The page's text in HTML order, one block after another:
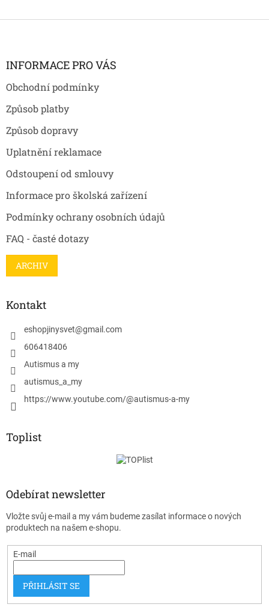
INFORMACE PRO VÁS
Obchodní podmínky
Způsob platby
Způsob dopravy
Uplatnění reklamace
Odstoupení od smlouvy
Informace pro školská zařízení
Podmínky ochrany osobních údajů
FAQ - časté dotazy
ARCHIV
Kontakt
eshopjinysvet@gmail.com
606418406
Autismus a my
autismus_a_my
https://www.youtube.com/@autismus-a-my
Toplist
Odebírat newsletter
Vložte svůj e-mail a my vám budeme zasílat informace o nových
produktech na našem e-shopu.
E-mail
PŘIHLÁSIT SE